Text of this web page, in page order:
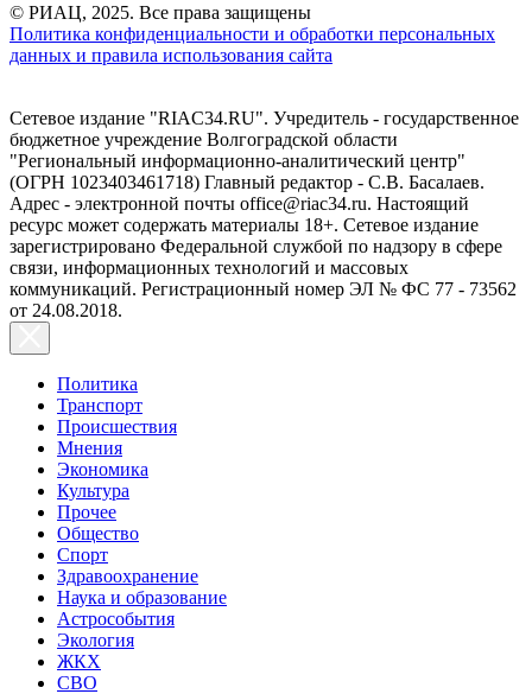
© РИАЦ, 2025. Все права защищены
Политика конфиденциальности и обработки персональных
данных и правила использования сайта
Сетевое издание "RIAC34.RU". Учредитель - государственное
бюджетное учреждение Волгоградской области
"Региональный информационно-аналитический центр"
(ОГРН 1023403461718) Главный редактор - С.В. Басалаев.
Адрес - электронной почты office@riac34.ru. Настоящий
ресурс может содержать материалы 18+. Сетевое издание
зарегистрировано Федеральной службой по надзору в сфере
связи, информационных технологий и массовых
коммуникаций. Регистрационный номер ЭЛ № ФС 77 - 73562
от 24.08.2018.
Политика
Транспорт
Происшествия
Мнения
Экономика
Культура
Прочее
Общество
Спорт
Здравоохранение
Наука и образование
Астрособытия
Экология
ЖКХ
СВО